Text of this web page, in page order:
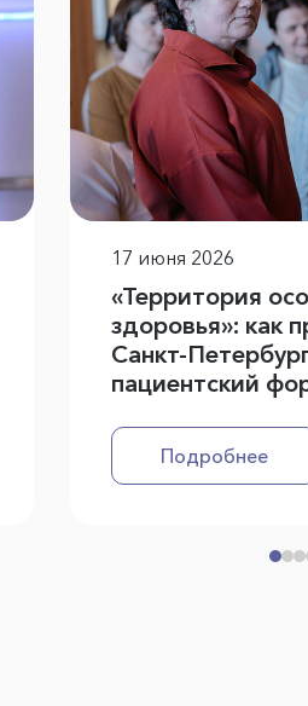
17 июня 2026
«Территория
здоровья»: как
Санкт-
пациентский
Подробнее